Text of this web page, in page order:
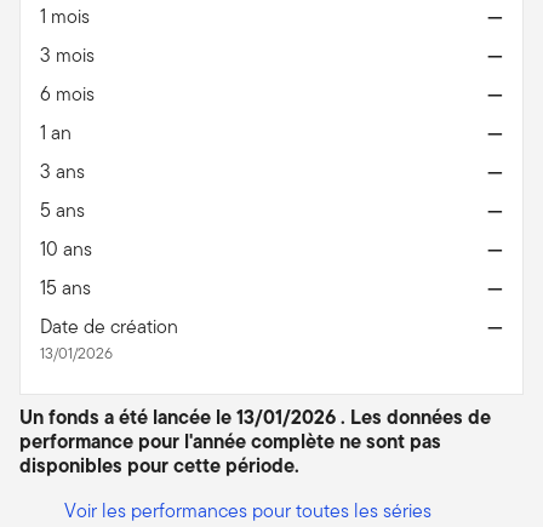
1 mois
—
3 mois
—
6 mois
—
1 an
—
3 ans
—
5 ans
—
10 ans
—
15 ans
—
Date de création
13/01/2026
—
Un fonds a été lancée le 13/01/2026 . Les données de
performance pour l'année complète ne sont pas
disponibles pour cette période.
Voir les performances pour toutes les séries